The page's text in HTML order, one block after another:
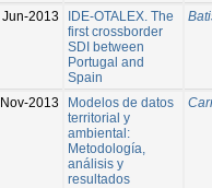
Jun-2013
IDE-OTALEX. The
first crossborder
SDI between
Portugal and
Spain
Nov-2013
Modelos de datos
territorial y
ambiental:
Metodología,
análisis y
resultados